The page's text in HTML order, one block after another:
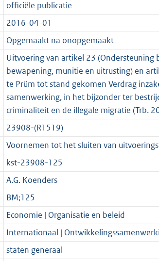
d
s
g
r
o
o
t
t
e
:
3
K
b
n
d
s
g
r
o
o
t
t
e
:
3
K
b
officiële publicatie
2016-04-01
Opgemaakt na onopgemaakt
Uitvoering van artikel 23
bewapening, munitie en uitrusting) en
te Prüm tot stand gekomen Verdrag
samenwerking, in het bijzonder ter
criminaliteit en de illegale migratie (Trb.
23908-(R1519)
Voornemen tot het sluiten van
kst-23908-125
A.G. Koenders
BM;125
Economie | Organisatie en beleid
Internationaal |
staten generaal